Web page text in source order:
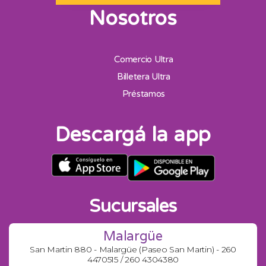
Nosotros
Comercio Ultra
Billetera Ultra
Préstamos
Descargá la app
Sucursales
Malargüe
San Martin 880 - Malargüe (Paseo San Martin) - 260
4470515 / 260 4304380